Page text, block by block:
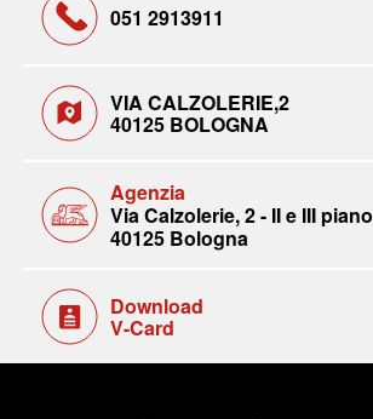
051 2913911
VIA CALZOLERIE,2
40125 BOLOGNA
Agenzia
Via Calzolerie, 2 - II e III piano
40125 Bologna
Download
V-Card